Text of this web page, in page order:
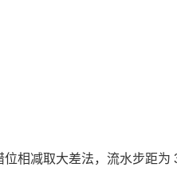
相减取大差法，流水步距为